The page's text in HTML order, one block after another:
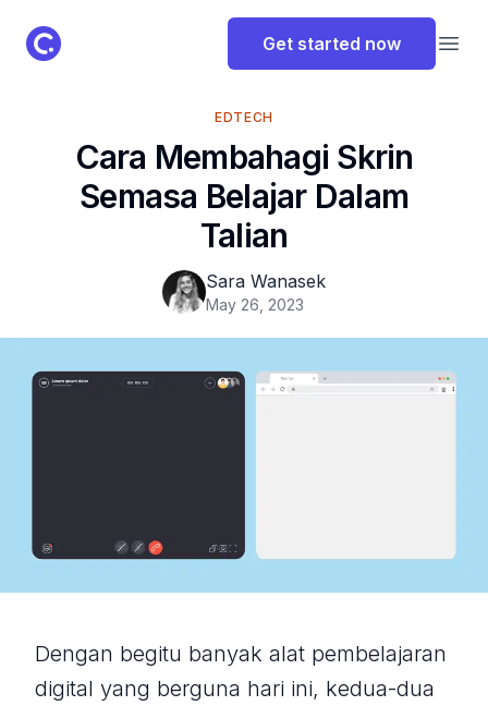
ClassPoint Logo Get started now
EDTECH
Cara Membahagi Skrin
Semasa Belajar Dalam
Talian
Sara Wanasek
May 26, 2023
Dengan begitu banyak alat pembelajaran
digital yang berguna hari ini, kedua-dua